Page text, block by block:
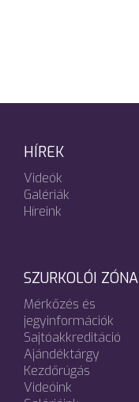
HÍREK
Videók
Galériák
Híreink
SZURKOLÓI ZÓNA
Mérkőzés és
jegyinformációk
Sajtóakkreditáció
Ajándéktárgy
Kezdőrúgás
Videóink